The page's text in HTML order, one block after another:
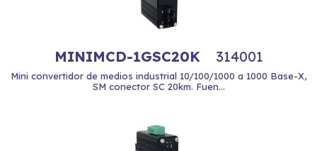
MINIMCD-1GSC20K 314001
Mini convertidor de medios industrial 10/100/1000 a 1000 Base-X,
SM conector SC 20km. Fuen...